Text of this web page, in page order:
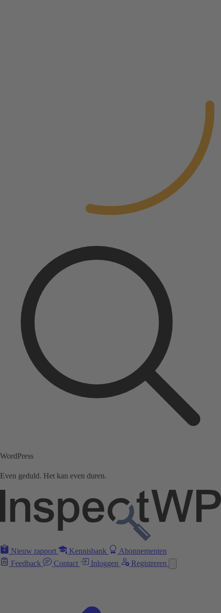
WordPress
Even geduld. Het kan even duren.
Nieuw rapport Kennisbank
Abonnementen
Feedback
Contact Inloggen Registreren